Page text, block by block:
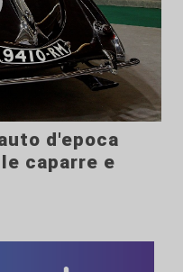
d'epoca
caparre e